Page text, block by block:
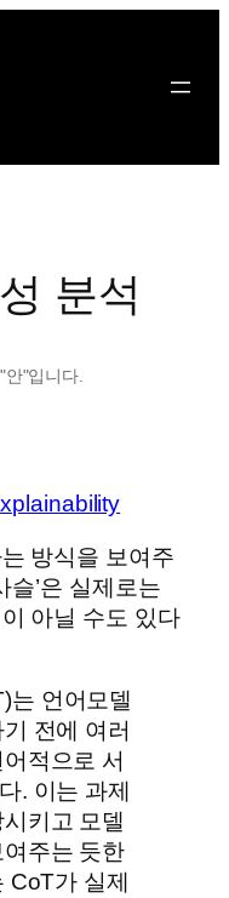
분석
안"입니다.
방식을 보여주
슬’은 실제로는
아닐 수도 있다
는 언어모델
전에 여러
적으로 서
. 이는 과제
키고 모델
주는 듯한
CoT가 실제